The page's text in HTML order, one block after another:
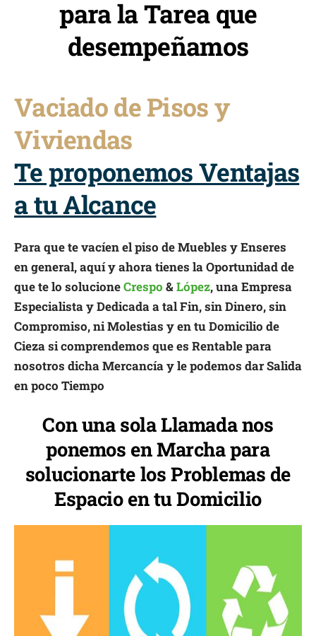
para la Tarea que
desempeñamos
Vaciado de Pisos y
Viviendas
Te proponemos Ventajas
a tu Alcance
Para que te vacíen el piso de Muebles y Enseres
en general, aquí y ahora tienes la Oportunidad de
que te lo solucioneCrespo &López, una Empresa
Especialista y Dedicada a tal Fin, sin Dinero, sin
Compromiso, ni Molestias y en tu Domicilio de
Cieza si comprendemos que es Rentable para
nosotros dicha Mercancía y le podemos dar Salida
en poco Tiempo
Con una sola Llamada nos
ponemos en Marcha para
solucionarte los Problemas de
Espacio en tu Domicilio